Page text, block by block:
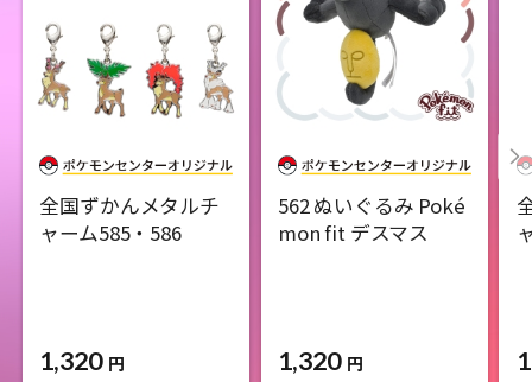
全国ずかんメタルチ
ャーム585・586
1,320 円
562 ぬいぐるみ Poké
mon fit デスマス
1,320 円